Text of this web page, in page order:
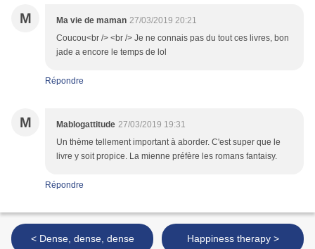
M Ma vie de maman 27/03/2019 20:21
Coucou<br /> <br /> Je ne connais pas du tout ces livres, bon
jade a encore le temps de lol
Répondre
M Mablogattitude 27/03/2019 19:31
Un thème tellement important à aborder. C'est super que le
livre y soit propice. La mienne préfère les romans fantaisy.
Répondre
< Dense, dense, dense Happiness therapy >